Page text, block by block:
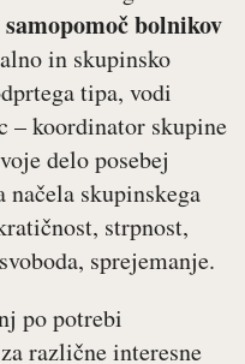
bolnikov
in skupinsko
tipa, vodi
koordinator skupine
delo posebej
skupinskega
strpnost,
sprejemanje.
po potrebi
različne interesne